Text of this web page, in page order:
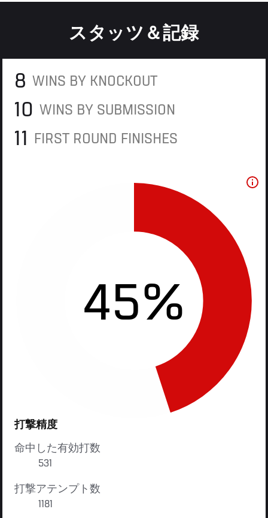
スタッツ＆記録
8 WINS BY KNOCKOUT
10 WINS BY SUBMISSION
11 FIRST ROUND FINISHES
45%
打撃精度
命中した有効打数
531
打撃アテンプト数
1181